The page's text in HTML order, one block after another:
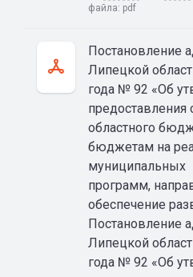
файла: pdf
Постановление
Липецкой
года № 92 «Об
предоставления
областного
бюджетам на
муниципальных
программ,
обеспечение
Постановление
Липецкой
года № 92 «Об